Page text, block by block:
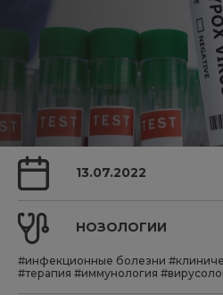
13.07.2022
НОЗОЛОГИИ
#инфекционные болезни
#терапия #иммунология